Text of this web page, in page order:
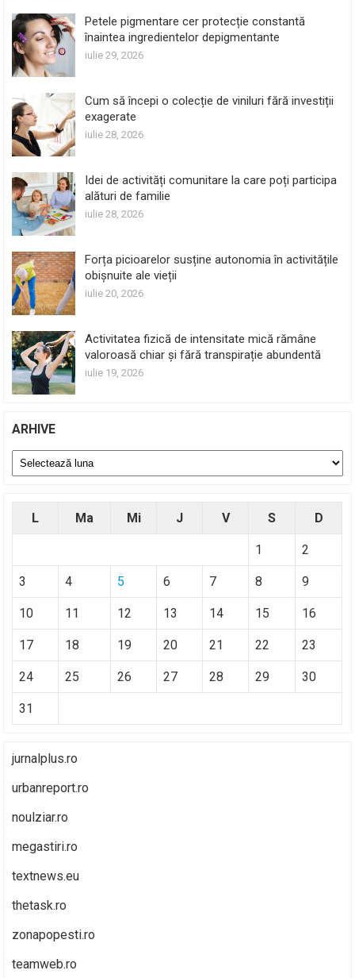
Petele pigmentare cer protecție constantă
înaintea ingredientelor depigmentante
iulie 29, 2026
Cum să începi o colecție de viniluri fără investiții
exagerate
iulie 28, 2026
Idei de activități comunitare la care poți participa
alături de familie
iulie 28, 2026
Forța picioarelor susține autonomia în activitățile
obișnuite ale vieții
iulie 20, 2026
Activitatea fizică de intensitate mică rămâne
valoroasă chiar și fără transpirație abundentă
iulie 19, 2026
ARHIVE
Arhive
L Ma Mi J V S D
1 2
3 4 5 6 7 8 9
10 11 12 13 14 15 16
17 18 19 20 21 22 23
24 25 26 27 28 29 30
31
jurnalplus.ro
urbanreport.ro
noulziar.ro
megastiri.ro
textnews.eu
thetask.ro
zonapopesti.ro
teamweb.ro